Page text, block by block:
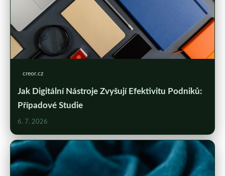
creor.cz
Jak Digitální Nástroje Zvyšují Efektivitu Podniků:
Případové Studie
6. 7. 2026